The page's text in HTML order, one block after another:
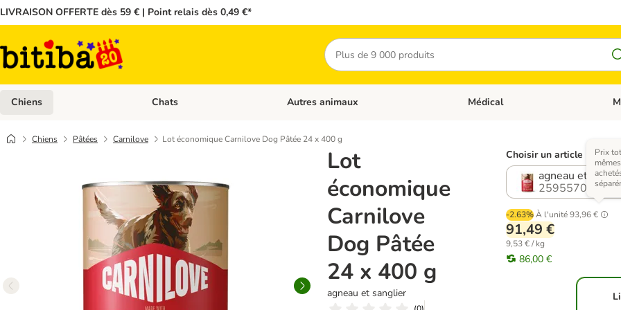
LIVRAISON OFFERTE dès 59 € | Point relais dès 0,49 €*
Rechercher
Chiens Dérouler les catégories: Chiens
Chats Dérouler les catégories: Chats
Autres animaux Dérouler les catégories: Autres
Médical
Chiens Pâtées Carnilove Lot économique Carnilove Dog Pâtée 24 x 400 g
Lot
économique
Carnilove
Dog Pâtée
24 x 400 g
agneau et sanglier
Choisir un article (3
agneau et
2595570.1
-2.63% À l'unité 93,96 €
Prix
91,49 €
9,53 € / kg
86,00 €